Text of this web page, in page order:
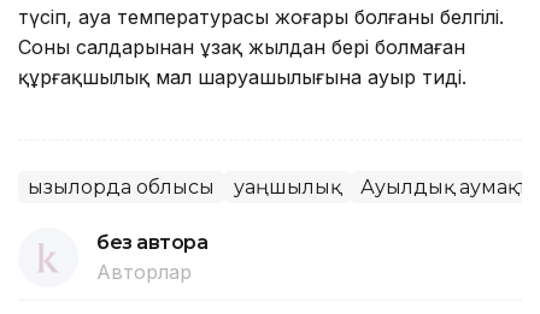
түсіп, ауа температурасы жоғары болғаны белгілі.
Соның салдарынан ұзақ жылдан бері болмаған
құрғақшылық мал шаруашылығына ауыр тиді.
Қызылорда облысы Қуаңшылық Ауылдық
без автора
Авторлар